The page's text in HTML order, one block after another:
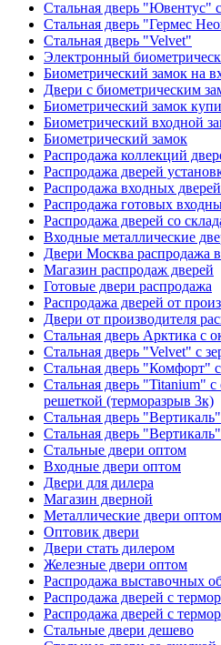
Стальная дверь "Ювентус"
Стальная дверь "Гермес
Стальная дверь "Velvet"
Электронный
Биометрический замок на
Двери с биометрическим
Биометрический замок
Биометрический входной
Биометрический замок
Распродажа коллекций
Распродажа дверей
Распродажа входных
Распродажа готовых
Распродажа дверей со
Входные металлические
Двери Москва распродажа
Магазин распродаж дверей
Готовые двери распродажа
Распродажа дверей от
Двери от производителя
Стальная дверь Арктика с
Стальная дверь "Velvet" с
Стальная дверь "Комфорт"
Стальная дверь "Titanium"
решеткой (терморазрыв 3к)
Стальная дверь "Вертикаль"
Стальная дверь
Стальные двери оптом
Входные двери оптом
Двери для дилера
Магазин дверной
Металлические двери оптом
Оптовик двери
Двери стать дилером
Железные двери оптом
Распродажа выставочных
Распродажа дверей с
Распродажа дверей с
Стальные двери дешево